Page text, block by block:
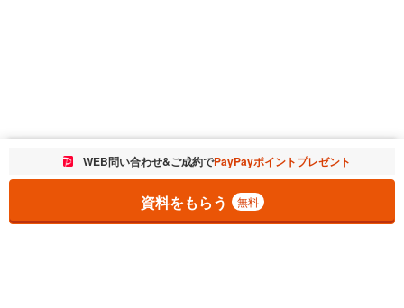
お気に入りに追加しました。 一覧を開く
WEB問い合わせ&ご成約でPayPayポイントプレゼント
資料をもらう 無料